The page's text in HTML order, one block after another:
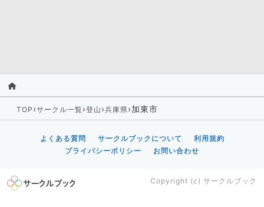
TOP ›サークル一覧›登山 ›兵庫県›加東市
よくある質問 サークルブックについて
利用規約
プライバシーポリシー
お問い合わせ
Copyright (c) サークルブック